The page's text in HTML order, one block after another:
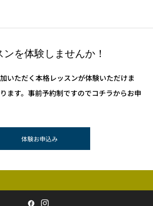
ンを体験しませんか！
いただく本格レッスンが体験いただけま
ます。事前予約制ですのでコチラからお申
体験お申込み